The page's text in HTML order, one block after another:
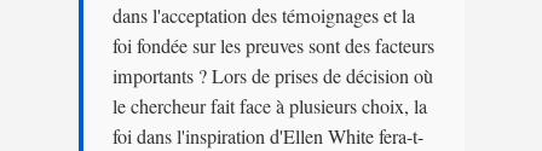
dans l'acceptation des témoignages et la
foi fondée sur les preuves sont des facteurs
importants ? Lors de prises de décision où
le chercheur fait face à plusieurs choix, la
foi dans l'inspiration d'Ellen White fera-t-